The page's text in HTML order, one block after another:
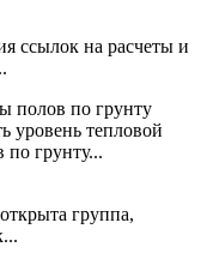
ссылок на расчеты и
полов по грунту
уровень тепловой
грунту...
группа,